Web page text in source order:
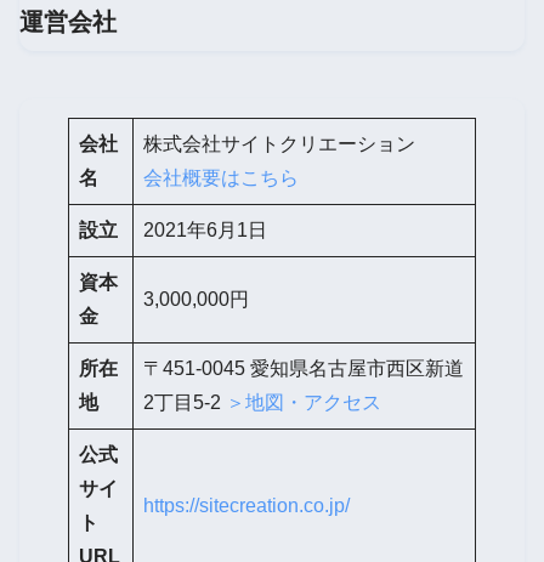
運営会社
会社
名
株式会社サイトクリエーション
会社概要はこちら
設立 2021年6月1日
資本
金
3,000,000円
所在
地
〒451-0045 愛知県名古屋市西区新道
2丁目5-2 ＞地図・アクセス
公式
サイ
ト
URL
https://sitecreation.co.jp/